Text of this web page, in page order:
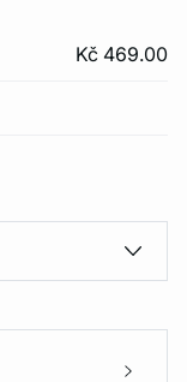
Kč 469.00